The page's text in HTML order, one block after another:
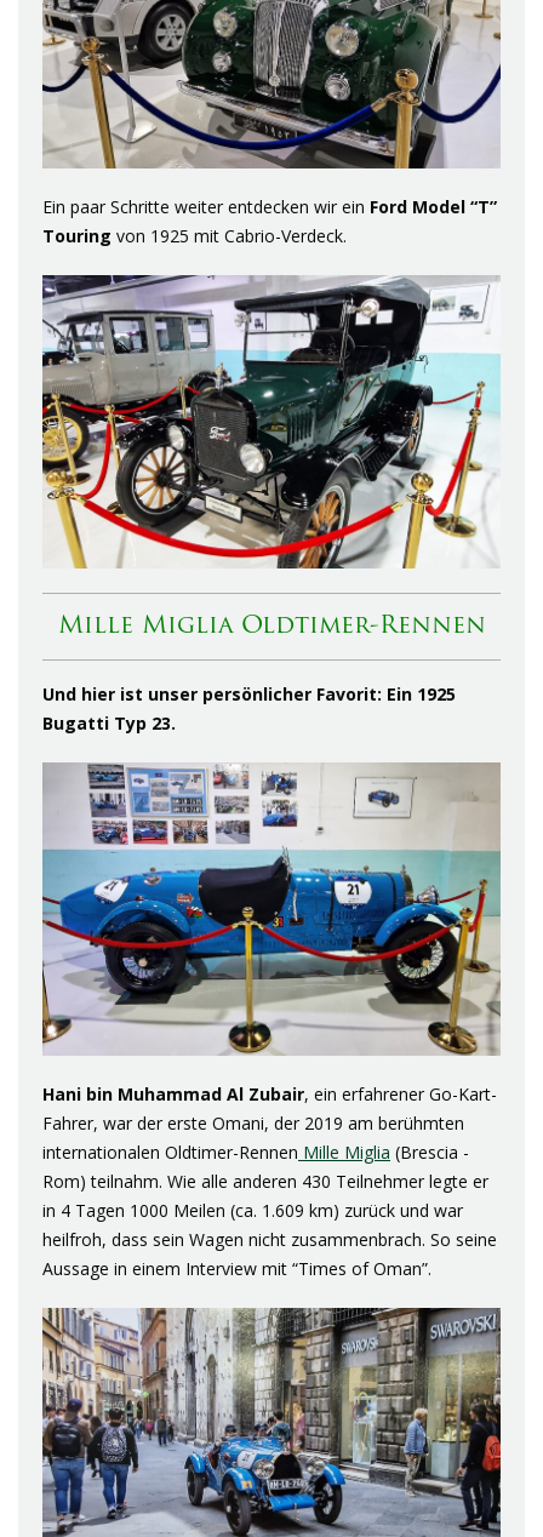
Ein paar Schritte weiter entdecken wir ein Ford Model “T”
Touring von 1925 mit Cabrio-Verdeck.
Mille Miglia Oldtimer-Rennen
Und hier ist unser persönlicher Favorit: Ein 1925
Bugatti Typ 23.
Hani bin Muhammad Al Zubair, ein erfahrener Go-Kart-
Fahrer, war der erste Omani, der 2019 am berühmten
internationalen Oldtimer-Rennen Mille Miglia (Brescia -
Rom) teilnahm. Wie alle anderen 430 Teilnehmer legte er
in 4 Tagen 1000 Meilen (ca. 1.609 km) zurück und war
heilfroh, dass sein Wagen nicht zusammenbrach. So seine
Aussage in einem Interview mit “Times of Oman”.